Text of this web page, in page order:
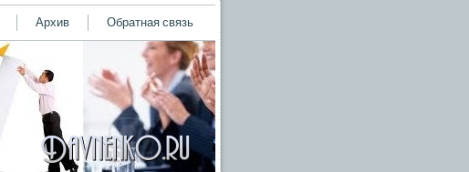
Архив Обратная связь